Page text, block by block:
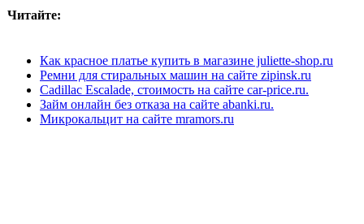
Читайте:
Как красное платье купить в магазине juliette-shop.ru
Ремни для стиральных машин на сайте zipinsk.ru
Cadillac Escalade, стоимость на сайте car-price.ru.
Займ онлайн без отказа на сайте abanki.ru.
Микрокальцит на сайте mramors.ru